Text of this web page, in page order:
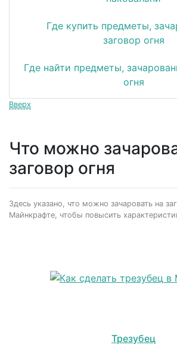
Где купить предметы,
заговор огня
Где найти предметы,
огня
Вверх
Что можно
заговор огня
Здесь указано, что можно зачаровать на
Майнкрафте, чтобы повысить
Трезубец